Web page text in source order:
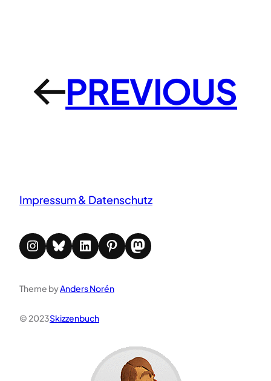
←PREVIOUS
Impressum & Datenschutz
Instagram Bluesky LinkedIn Pinterest Mastodon
Theme byAnders Norén
© 2023Skizzenbuch